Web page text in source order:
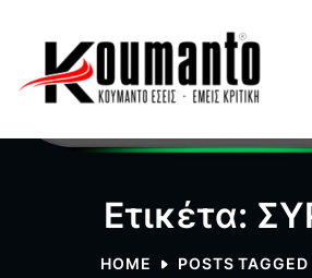
Ετικέτα:
HOME POSTS